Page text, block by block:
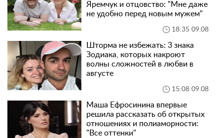
Яремчук и отцовство: "Мне даже
не удобно перед новым мужем"
18:35 09.08
Шторма не избежать: 3 знака
Зодиака, которых накроют
волны сложностей в любви в
августе
15:08 09.08
Маша Ефросинина впервые
решила рассказать об открытых
отношениях и полиаморности:
"Все оттенки"